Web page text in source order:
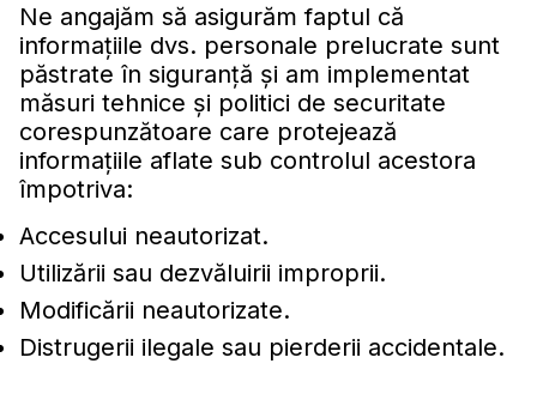
Ne angajăm să asigurăm faptul că
informaţiile dvs. personale prelucrate sunt
păstrate în siguranţă şi am implementat
măsuri tehnice şi politici de securitate
corespunzătoare care protejează
informaţiile aflate sub controlul acestora
împotriva:
Accesului neautorizat.
Utilizării sau dezvăluirii improprii.
Modificării neautorizate.
Distrugerii ilegale sau pierderii accidentale.